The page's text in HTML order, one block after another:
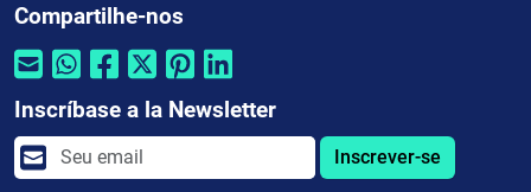
Compartilhe-nos
Inscríbase a la Newsletter
Inscrever-se